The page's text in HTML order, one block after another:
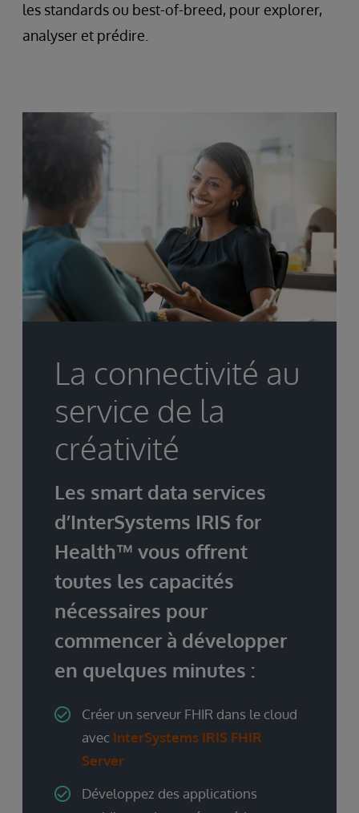
les standards ou best-of-breed, pour explorer,
analyser et prédire.
La connectivité au
service de la
créativité
Les smart data services
d’InterSystems IRIS for
Health™ vous offrent
toutes les capacités
nécessaires pour
commencer à développer
en quelques minutes :
Créer un serveur FHIR dans le cloud
avec InterSystems IRIS FHIR
Server
Développez des applications